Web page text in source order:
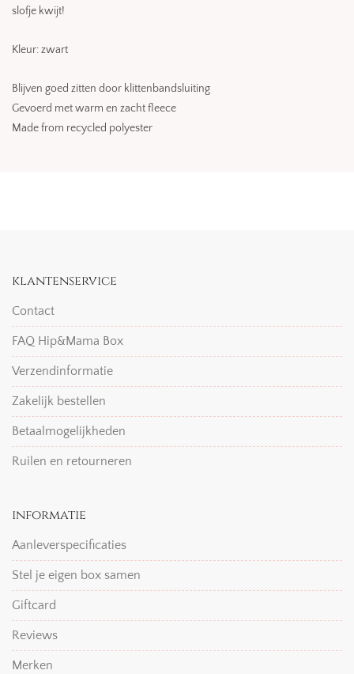
slofje kwijt!
Kleur: zwart
Blijven goed zitten door klittenbandsluiting
Gevoerd met warm en zacht fleece
Made from recycled polyester
klantenservice
Contact
FAQ Hip&Mama Box
Verzendinformatie
Zakelijk bestellen
Betaalmogelijkheden
Ruilen en retourneren
informatie
Aanleverspecificaties
Stel je eigen box samen
Giftcard
Reviews
Merken